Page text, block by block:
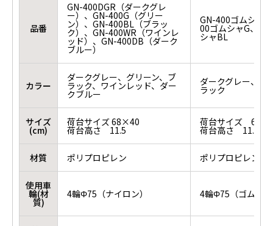
品番
GN-400DGR（ダークグレ
ー）、GN-400G（グリー
ン）、GN-400BL（ブラッ
ク）、GN-400WR（ワインレ
ッド）、GN-400DB（ダーク
ブルー）
GN-400ゴムシャ
00ゴムシャG、
シャBL
カラー
ダークグレー、グリーン、ブ
ラック、ワインレッド、ダー
クブルー
ダークグレー、グ
ラック
サイズ
(cm)
荷台サイズ 68×40
荷台高さ 11.5
荷台サイズ
荷台高さ 11.5
材質 ポリプロピレン ポリプロピレン
使用車
輪(材
質)
4輪Φ75（ナイロン） 4輪Φ75（ゴム）